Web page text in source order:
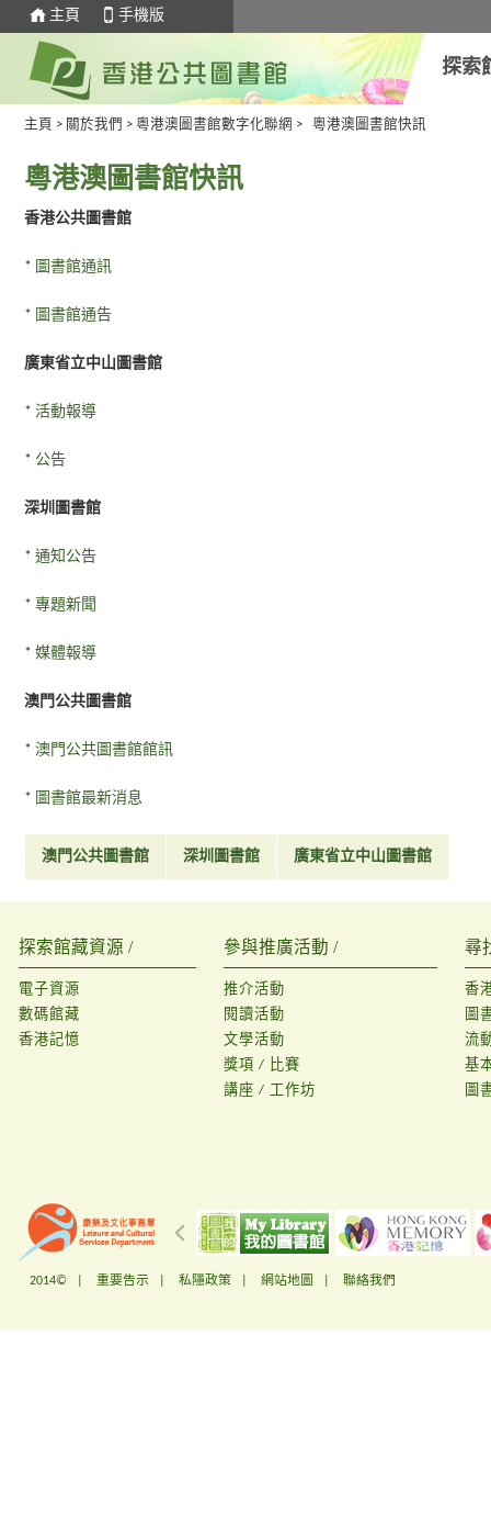
主頁 手機版
探索
主頁 > 關於我們 > 粵港澳圖書館數字化聯網 > 粵港澳圖書館快訊
粵港澳圖書館快訊
香港公共圖書館
* 圖書館通訊
* 圖書館通告
廣東省立中山圖書館
* 活動報導
* 公告
深圳圖書館
* 通知公告
* 專題新聞
* 媒體報導
澳門公共圖書館
* 澳門公共圖書館館訊
* 圖書館最新消息
澳門公共圖書館 深圳圖書館 廣東省立中山圖書館
探索館藏資源 /
電子資源
數碼館藏
香港記憶
參與推廣活動 /
推介活動
閱讀活動
文學活動
獎項 / 比賽
講座 / 工作坊
尋
香
圖
流
基
圖
2014© | 重要告示 私隱政策 網站地圖 聯絡我們